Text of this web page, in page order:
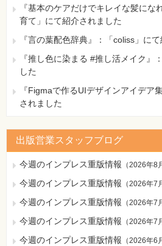
『基本のケアだけでキレイな髪にな
育て」にて紹介されました
『言の葉配色辞典』：「coliss」に
『推し色に染まる #推し活メイク』
した
『Figmaで作るUIデザインアイデア
されました
出版営業スタッフブログ
今週のインプレス重版情報 （2026年8
今週のインプレス重版情報 （2026年7
今週のインプレス重版情報 （2026年7
今週のインプレス重版情報 （2026年7
今週のインプレス重版情報 （2026年6